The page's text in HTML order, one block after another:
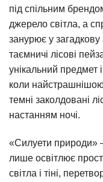
під спільним
джерело світла, а
занурює у
таємничі лісові
унікальний предмет
коли
темні заколдовані
настанням ночі.
«Силуети природи»
лише освітлює
світла і тіні,